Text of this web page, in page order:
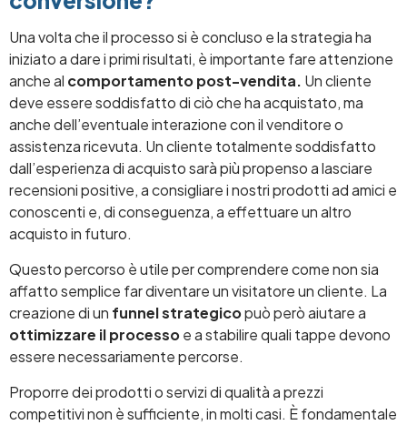
Una volta che il processo si è concluso e la strategia ha
iniziato a dare i primi risultati, è importante fare attenzione
anche al comportamento post-vendita. Un cliente
deve essere soddisfatto di ciò che ha acquistato, ma
anche dell’eventuale interazione con il venditore o
assistenza ricevuta. Un cliente totalmente soddisfatto
dall’esperienza di acquisto sarà più propenso a lasciare
recensioni positive, a consigliare i nostri prodotti ad amici e
conoscenti e, di conseguenza, a effettuare un altro
acquisto in futuro.
Questo percorso è utile per comprendere come non sia
affatto semplice far diventare un visitatore un cliente. La
creazione di un funnel strategicopuò però aiutare a
ottimizzare il processoe a stabilire quali tappe devono
essere necessariamente percorse.
Proporre dei prodotti o servizi di qualità a prezzi
competitivi non è sufficiente, in molti casi. È fondamentale